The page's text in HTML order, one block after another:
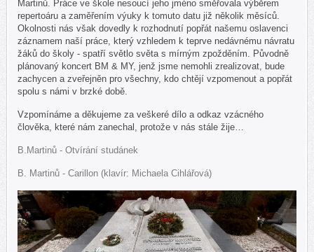
Martinů. Práce ve škole nesoucí jeho jméno směřovala výběrem
repertoáru a zaměřením výuky k tomuto datu již několik měsíců.
Okolnosti nás však dovedly k rozhodnutí popřát našemu oslavenci
záznamem naší práce, který vzhledem k teprve nedávnému návratu
žáků do školy - spatří světlo světa s mírným zpožděním. Původně
plánovaný koncert BM & MY, jenž jsme nemohli zrealizovat, bude
zachycen a zveřejněn pro všechny, kdo chtějí vzpomenout a popřát
spolu s námi v brzké době.
Vzpomínáme a děkujeme za veškeré dílo a odkaz vzácného
člověka, které nám zanechal, protože v nás stále žije…
B.Martinů - Otvírání studánek
B. Martinů - Carillon (klavír: Michaela Cihlářová)